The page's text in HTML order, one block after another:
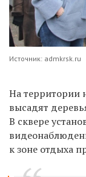
Источник: admkrsk.ru
На территории
высадят
В сквере
к зоне отдыха